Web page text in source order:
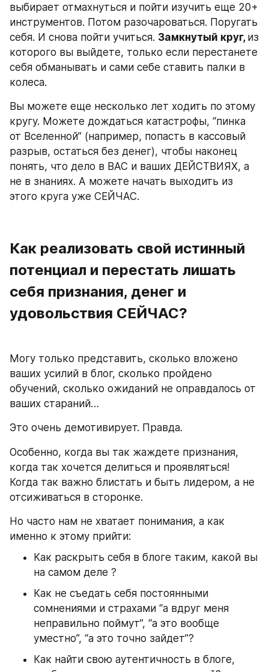
выбирает отмахнуться и пойти изучить еще 20+
инструментов. Потом разочароваться. Поругать
себя. И снова пойти учиться. Замкнутый круг, из
которого вы выйдете, только если перестанете
себя обманывать и сами себе ставить палки в
колеса.
Вы можете еще несколько лет ходить по этому
кругу. Можете дождаться катастрофы, “пинка
от Вселенной” (например, попасть в кассовый
разрыв, остаться без денег), чтобы наконец
понять, что дело в ВАС и ваших ДЕЙСТВИЯХ, а
не в знаниях. А можете начать выходить из
этого круга уже СЕЙЧАС.
Как реализовать свой истинный
потенциал и перестать лишать
себя признания, денег и
удовольствия СЕЙЧАС?
Могу только представить, сколько вложено
ваших усилий в блог, сколько пройдено
обучений, сколько ожиданий не оправдалось от
ваших стараний…
Это очень демотивирует. Правда.
Особенно, когда вы так жаждете признания,
когда так хочется делиться и проявляться!
Когда так важно блистать и быть лидером, а не
отсиживаться в сторонке.
Но часто нам не хватает понимания, а как
именно к этому прийти:
Как раскрыть себя в блоге таким, какой вы
на самом деле ?
Как не съедать себя постоянными
сомнениями и страхами “а вдруг меня
неправильно поймут”, “а это вообще
уместно”, “а это точно зайдет”?
Как найти свою аутентичность в блоге,